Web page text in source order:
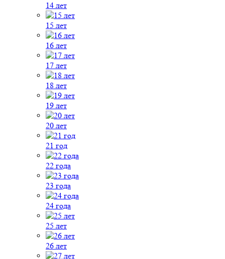
14 лет
15 лет
16 лет
17 лет
18 лет
19 лет
20 лет
21 год
22 года
23 года
24 года
25 лет
26 лет